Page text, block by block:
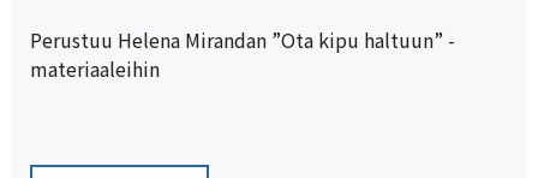
Perustuu Helena Mirandan ”Ota kipu haltuun” -
materiaaleihin